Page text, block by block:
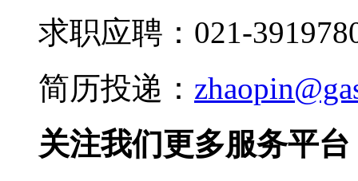
求职应聘：021-
简历投递：
关注我们更多服务平台